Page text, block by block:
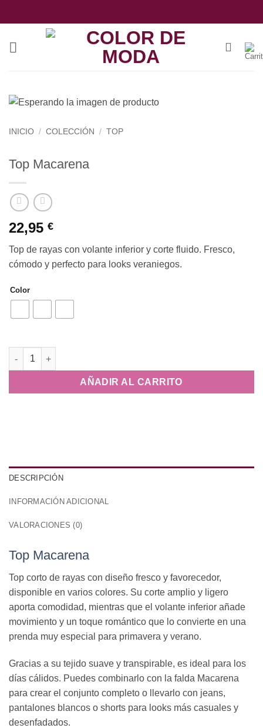
al
INICIO / COLECCIÓN / TOP
Top Macarena
22,95 €
Top de rayas con volante inferior y corte fluido. Fresco,
cómodo y perfecto para looks veraniegos.
Color
Top Macarena cantidad
AÑADIR AL CARRITO
DESCRIPCIÓN
INFORMACIÓN ADICIONAL
VALORACIONES (0)
Top Macarena
Top corto de rayas con diseño fresco y favorecedor,
disponible en varios colores. Su corte amplio y ligero
aporta comodidad, mientras que el volante inferior añade
movimiento y un toque romántico que lo convierte en una
prenda muy especial para primavera y verano.
Gracias a su tejido suave y transpirable, es ideal para los
días cálidos. Puedes combinarlo con la falda Macarena
para crear el conjunto completo o llevarlo con jeans,
pantalones blancos o shorts para looks más casuales y
desenfadados.